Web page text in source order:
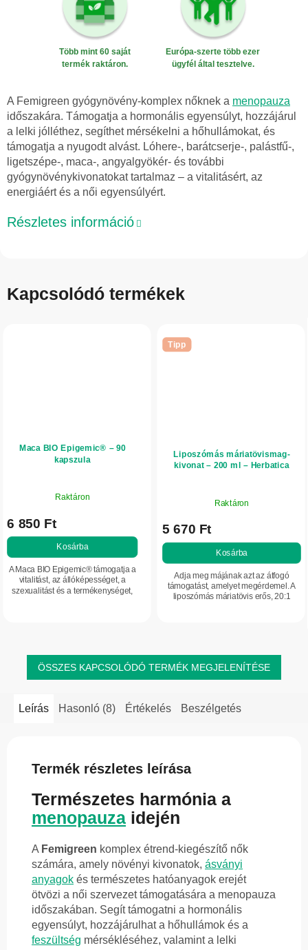
Több mint 60 saját
termék raktáron.
Európa-szerte több ezer
ügyfél által tesztelve.
A Femigreen gyógynövény-komplex nőknek a menopauza
időszakára. Támogatja a hormonális egyensúlyt, hozzájárul
a lelki jólléthez, segíthet mérsékelni a hőhullámokat, és
támogatja a nyugodt alvást. Lóhere-, barátcserje-, palástfű-,
ligetszépe-, maca-, angyalgyökér- és további
gyógynövénykivonatokat tartalmaz – a vitalitásért, az
energiáért és a női egyensúlyért.
Részletes információ
Kapcsolódó termékek
Maca BIO Epigemic® – 90
kapszula
Raktáron
6 850 Ft
Kosárba
A Maca BIO Epigemic® támogatja a
vitalitást, az állóképességet, a
szexualitást és a termékenységet,
Tipp
Liposzómás máriatövismag-
kivonat – 200 ml – Herbatica
Raktáron
5 670 Ft
Kosárba
Adja meg májának azt az átfogó
támogatást, amelyet megérdemel. A
liposzómás máriatövis erős, 20:1
ÖSSZES KAPCSOLÓDÓ TERMÉK MEGJELENÍTÉSE
Leírás Hasonló (8) Értékelés Beszélgetés
Termék részletes leírása
Természetes harmónia a
menopauza idején
A Femigreen komplex étrend-kiegészítő nők
számára, amely növényi kivonatok, ásványi
anyagok és természetes hatóanyagok erejét
ötvözi a női szervezet támogatására a menopauza
időszakában. Segít támogatni a hormonális
egyensúlyt, hozzájárulhat a hőhullámok és a
feszültség mérsékléséhez, valamint a lelki